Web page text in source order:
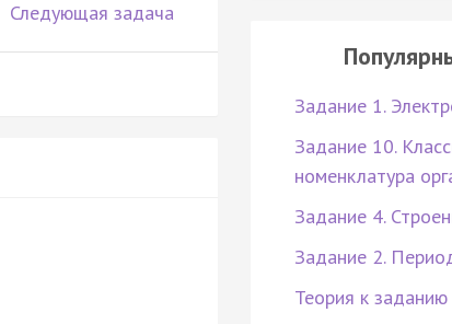
Следующая задача
Задание 1.
Задание 10.
номенклатура
Задание 4.
Задание 2.
Теория к заданию